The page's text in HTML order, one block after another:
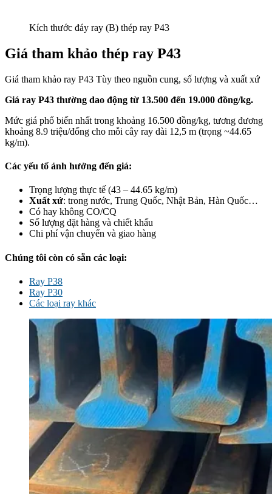
Kích thước đáy ray (B) thép ray P43
Giá tham khảo thép ray P43
Giá tham khảo ray P43 Tùy theo nguồn cung, số lượng và xuất xứ
Giá ray P43 thường dao động từ 13.500 đến 19.000 đồng/kg.
Mức giá phổ biến nhất trong khoảng 16.500 đồng/kg, tương đương
khoảng 8.9 triệu/đống cho mỗi cây ray dài 12,5 m (trọng ~44.65
kg/m).
Các yếu tố ảnh hưởng đến giá:
Trọng lượng thực tế (43 – 44.65 kg/m)
Xuất xứ: trong nước, Trung Quốc, Nhật Bản, Hàn Quốc…
Có hay không CO/CQ
Số lượng đặt hàng và chiết khấu
Chi phí vận chuyển và giao hàng
Chúng tôi còn có sẵn các loại:
Ray P38
Ray P30
Các loại ray khác